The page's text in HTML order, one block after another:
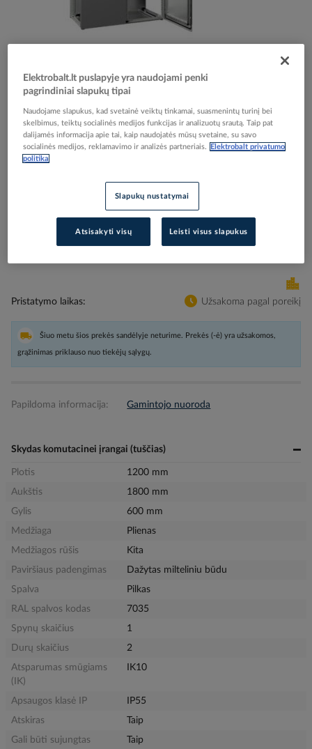
the
beginning
the
images
Skydas 1800x1200x600mm su montažine plokšte
dviejų durų IP55 VX 8286.000 - RITTAL
Elektrobalt prekės kodas
Prisijunkite, norėdami pamatyti kainas
Pristatymo laikas Užsakoma pagal poreikį
Šiuo metu šios prekės sandėlyje neturime. Prekės (-ė) yra užsakomos,
grąžinimas priklauso nuo tiekėjų sąlygų.
Papildoma informacija: Gamintojo nuoroda
Skydas komutacinei įrangai (tuščias)
Plotis
1200 mm
Aukštis
1800 mm
Gylis
600 mm
Medžiaga
Plienas
Medžiagos rūšis
Kita
Paviršiaus padengimas
Dažytas milteliniu būdu
Spalva
Pilkas
RAL spalvos kodas
7035
Spynų skaičius
1
Durų skaičius
2
Atsparumas smūgiams
(IK)
IK10
Apsaugos klasė IP
IP55
Atskiras
Taip
Gali būti sujungtas
Taip
Elektrobalt.lt puslapyje yra naudojami penki
pagrindiniai slapukų tipai
Naudojame slapukus, kad svetainė veiktų tinkamai, suasmenintų turinį bei
skelbimus, teiktų socialinės medijos funkcijas ir analizuotų srautą. Taip pat
dalijamės informacija apie tai, kaip naudojatės mūsų svetaine, su savo
socialinės medijos, reklamavimo ir analizės partneriais.
Elektrobalt privatumo
politika
Slapukų nustatymai
Atsisakyti visų Leisti visus slapukus